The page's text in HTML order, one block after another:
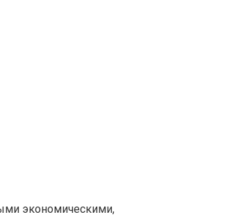
экономическими,